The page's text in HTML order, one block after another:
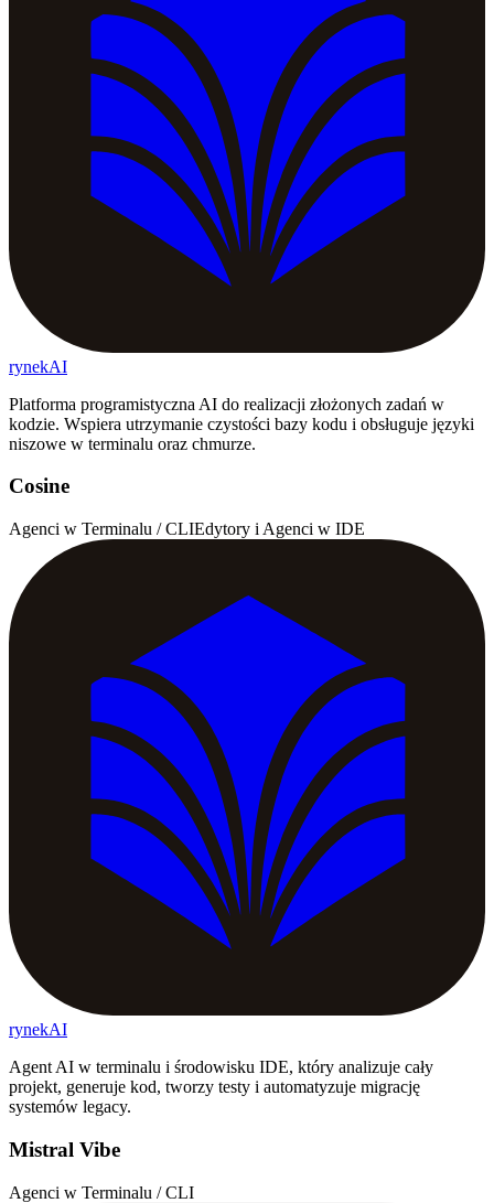
rynekAI
Platforma programistyczna AI do realizacji złożonych zadań w
kodzie. Wspiera utrzymanie czystości bazy kodu i obsługuje języki
niszowe w terminalu oraz chmurze.
Cosine
Agenci w Terminalu / CLIEdytory i Agenci w IDE
rynekAI
Agent AI w terminalu i środowisku IDE, który analizuje cały
projekt, generuje kod, tworzy testy i automatyzuje migrację
systemów legacy.
Mistral Vibe
Agenci w Terminalu / CLI